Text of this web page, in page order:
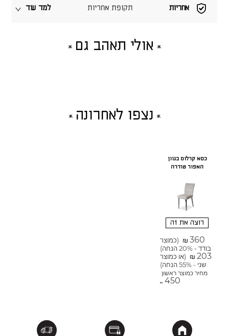
אחריות תקופת אחריות למד עוד
אולי תאהב גם
נצפו לאחרונה
כסא קרלוס בגוון
האפור טודרה
רוצה את זה
₪ 360
(כמוצר
בודד - 20% הנחה)
₪ 203
(או כמוצר
שני - 55% הנחה)
מחיר כמוצר ראשון
₪ 450